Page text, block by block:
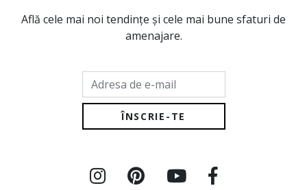
Află cele mai noi tendințe și cele mai bune sfaturi de
amenajare.
Adresa de e-mail